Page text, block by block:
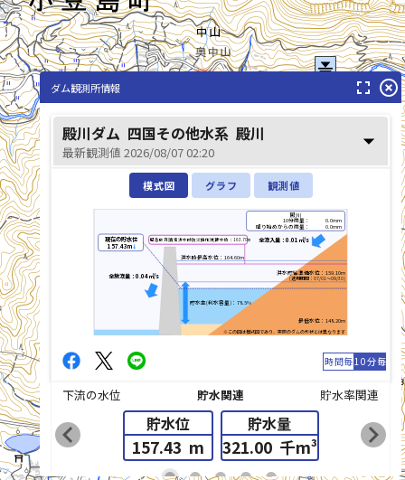
list_alt
ダム観測所情報 fullscreen highlight_off
殿川ダム 四国その他水系 殿川
最新観測値 2026/08/07 02:20 arrow_drop_down
模式図 グラフ 観測値
※この図は模式図であり、実際のダムの形状とは異なります
洪水時最高水位：164.60m
緊急放流(異常洪水時防災操作)判断水位：163.70m
洪水貯留準備水位：159.10m
(適用期間：07/01～09/30)
最低水位：148.20m
貯水率(利水容量)：78.5%
現在の貯水位
157.43m↓
全流入量：0.01㎥/s
全放流量：0.04㎥/s
殿川
10分雨量： 0.0mm
降り始めからの雨量： 0.0mm
時間毎10分毎
下流の水位 貯水関連 貯水率関連
貯水位
157.43 m
貯水量
321.00 千m³
chevron_left chevron_right